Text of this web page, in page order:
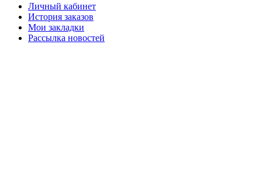
Личный кабинет
История заказов
Мои закладки
Рассылка новостей